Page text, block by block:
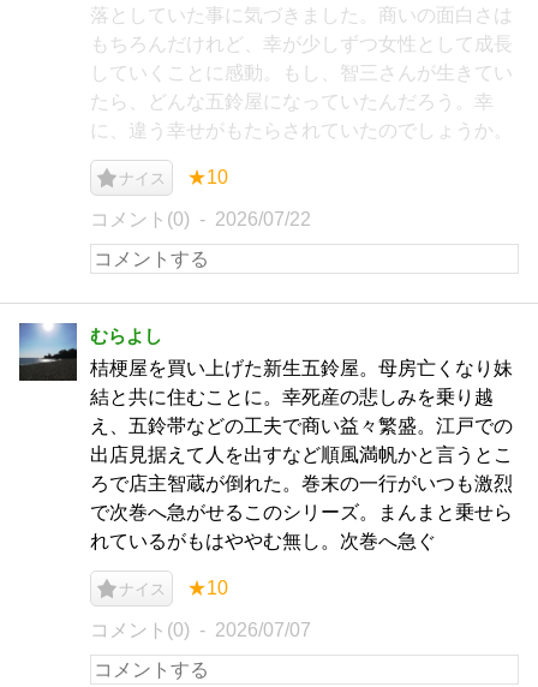
落としていた事に気づきました。商いの面白さは
もちろんだけれど、幸が少しずつ女性として成長
していくことに感動。もし、智三さんが生きてい
たら、どんな五鈴屋になっていたんだろう。幸
に、違う幸せがもたらされていたのでしょうか。
ナイス ★10
コメント(0) 2026/07/22
むらよし
桔梗屋を買い上げた新生五鈴屋。母房亡くなり妹
結と共に住むことに。幸死産の悲しみを乗り越
え、五鈴帯などの工夫で商い益々繁盛。江戸での
出店見据えて人を出すなど順風満帆かと言うとこ
ろで店主智蔵が倒れた。巻末の一行がいつも激烈
で次巻へ急がせるこのシリーズ。まんまと乗せら
れているがもはややむ無し。次巻へ急ぐ
ナイス ★10
コメント(0) 2026/07/07